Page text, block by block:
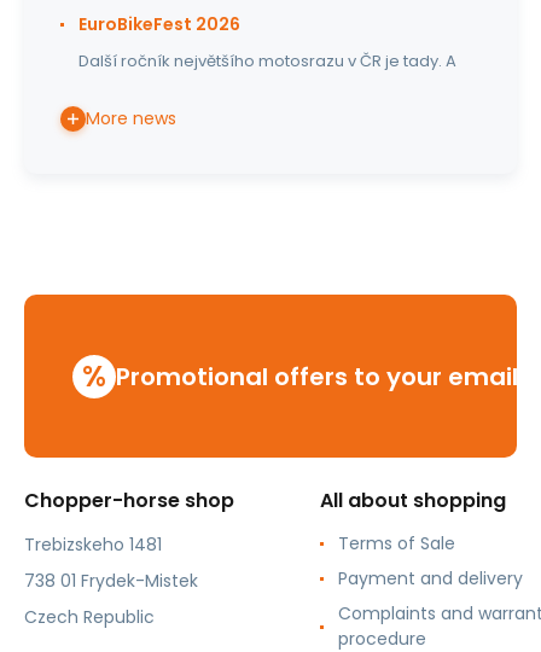
EuroBikeFest 2026
Další ročník největšího motosrazu v ČR je tady. A
More news
% Promotional offers to your email
Chopper-horse shop
Trebizskeho 1481
738 01 Frydek-Mistek
Czech Republic
All about shopping
Terms of Sale
Payment and delivery
Complaints and
procedure